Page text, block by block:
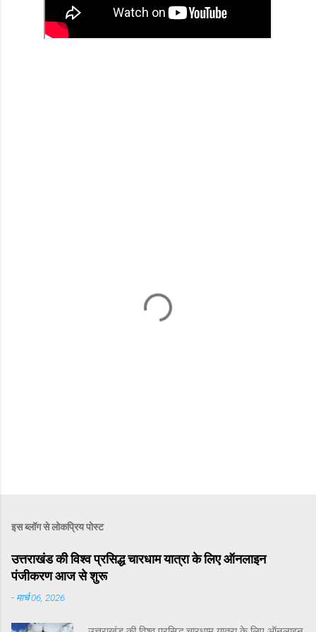
इस ब्लॉग से लोकप्रिय पोस्ट
उत्तराखंड की विश्व प्रसिद्ध चारधाम यात्रा के लिए ऑनलाइन
पंजीकरण आज से शुरू
- मार्च 06, 2026